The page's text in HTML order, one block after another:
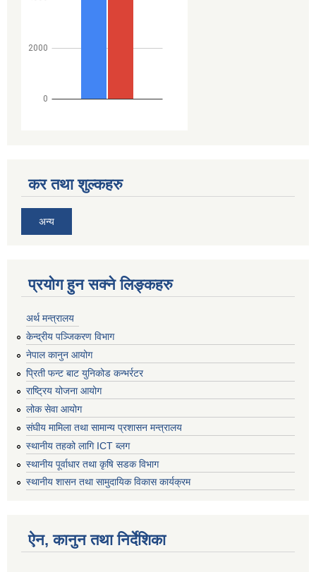
कर तथा शुल्कहरु
अन्य
प्रयोग हुन सक्ने लिङ्कहरु
अर्थ मन्त्रालय
केन्द्रीय पञ्जिकरण विभाग
नेपाल कानुन आयोग
प्रिती फन्ट बाट युनिकोड कन्भर्रटर
राष्ट्रिय योजना आयोग
लोक सेवा आयोग
संघीय मामिला तथा सामान्य प्रशासन मन्त्रालय
स्थानीय तहको लागि ICT ब्लग
स्थानीय पूर्वाधार तथा कृषि सडक विभाग
स्थानीय शासन तथा सामुदायिक विकास कार्यक्रम
ऐन, कानुन तथा निर्देशिका